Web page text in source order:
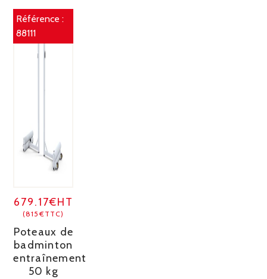
Référence :
88111
679.17€HT
(815€TTC)
Poteaux de
badminton
entraînement
50 kg